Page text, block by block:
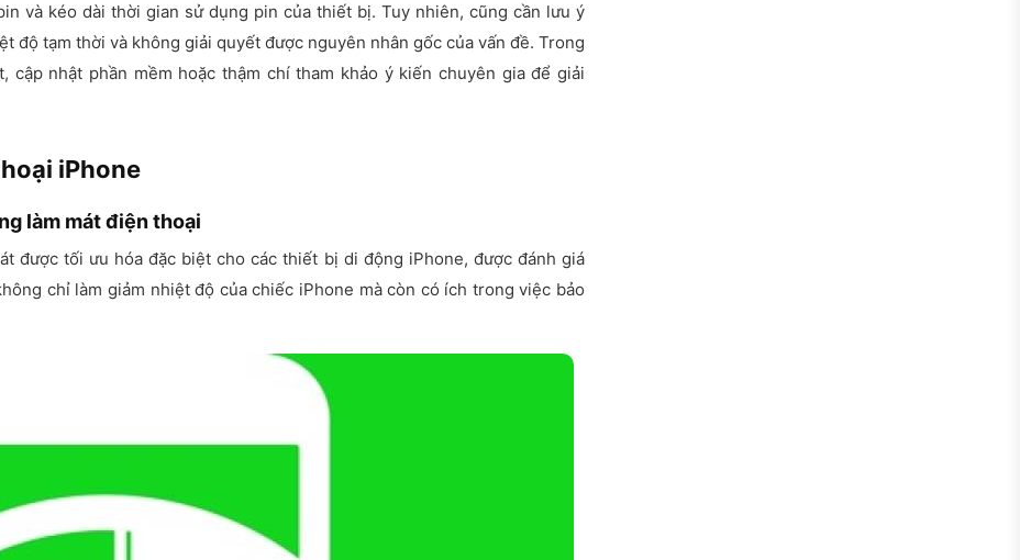
và kéo dài thời gian sử dụng pin của thiết bị. Tuy nhiên, cũng cần lưu ý
độ tạm thời và không giải quyết được nguyên nhân gốc của vấn đề. Trong
nhật phần mềm hoặc thậm chí tham khảo ý kiến chuyên gia để giải
iPhone
làm mát điện thoại
được tối ưu hóa đặc biệt cho các thiết bị di động iPhone, được đánh giá
chỉ làm giảm nhiệt độ của chiếc iPhone mà còn có ích trong việc bảo